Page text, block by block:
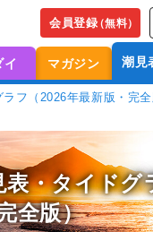
会員登録（無料）
イ マガジン 潮見
フ（2026年最新版・完全
表・タイドグ
全版）